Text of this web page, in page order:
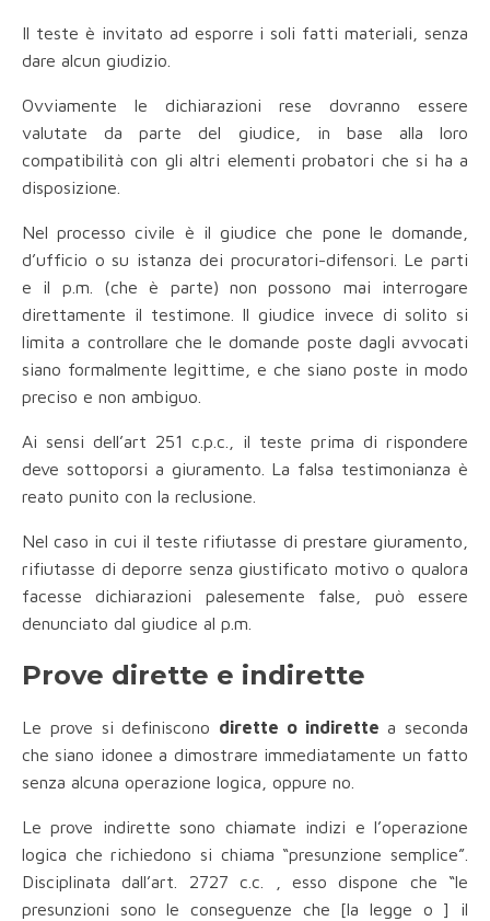
Il teste è invitato ad esporre i soli fatti materiali, senza
dare alcun giudizio.
Ovviamente le dichiarazioni rese dovranno essere
valutate da parte del giudice, in base alla loro
compatibilità con gli altri elementi probatori che si ha a
disposizione.
Nel processo civile è il giudice che pone le domande,
d’ufficio o su istanza dei procuratori-difensori. Le parti
e il p.m. (che è parte) non possono mai interrogare
direttamente il testimone. Il giudice invece di solito si
limita a controllare che le domande poste dagli avvocati
siano formalmente legittime, e che siano poste in modo
preciso e non ambiguo.
Ai sensi dell’art 251 c.p.c., il teste prima di rispondere
deve sottoporsi a giuramento. La falsa testimonianza è
reato punito con la reclusione.
Nel caso in cui il teste rifiutasse di prestare giuramento,
rifiutasse di deporre senza giustificato motivo o qualora
facesse dichiarazioni palesemente false, può essere
denunciato dal giudice al p.m.
Prove dirette e indirette
Le prove si definiscono dirette o indirette a seconda
che siano idonee a dimostrare immediatamente un fatto
senza alcuna operazione logica, oppure no.
Le prove indirette sono chiamate indizi e l’operazione
logica che richiedono si chiama “presunzione semplice”.
Disciplinata dall’art. 2727 c.c. , esso dispone che “le
presunzioni sono le conseguenze che [la legge o ] il